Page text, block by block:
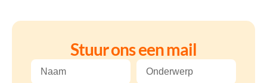
Stuur ons een mail